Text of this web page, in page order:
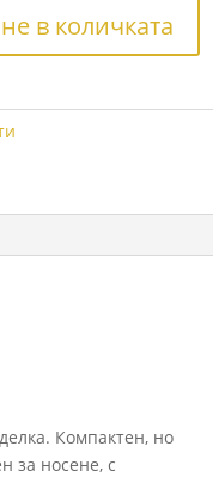
в количката
Компактен, но
за носене, с